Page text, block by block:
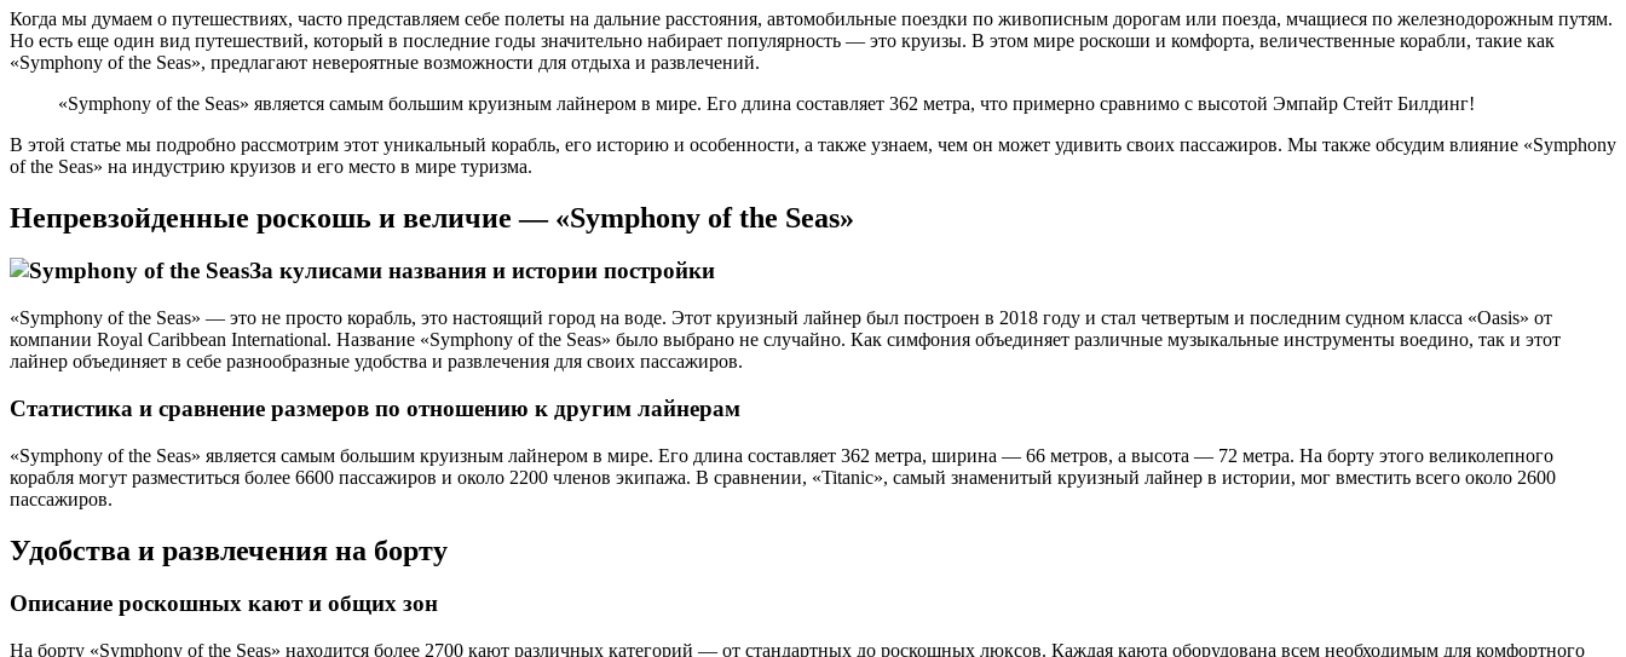
Когда мы думаем о путешествиях, часто представляем себе полеты на дальние расстояния, автомобильные поездки по живописным дорогам или поезда, мчащиеся по железнодорожным путям.
Но есть еще один вид путешествий, который в последние годы значительно набирает популярность — это круизы. В этом мире роскоши и комфорта, величественные корабли, такие как
«Symphony of the Seas», предлагают невероятные возможности для отдыха и развлечений.
«Symphony of the Seas» является самым большим круизным лайнером в мире. Его длина составляет 362 метра, что примерно сравнимо с высотой Эмпайр Стейт Билдинг!
В этой статье мы подробно рассмотрим этот уникальный корабль, его историю и особенности, а также узнаем, чем он может удивить своих пассажиров. Мы также обсудим влияние «Symphony
of the Seas» на индустрию круизов и его место в мире туризма.
Непревзойденные роскошь и величие — «Symphony of the Seas»
За кулисами названия и истории постройки
«Symphony of the Seas» — это не просто корабль, это настоящий город на воде. Этот круизный лайнер был построен в 2018 году и стал четвертым и последним судном класса «Oasis» от
компании Royal Caribbean International. Название «Symphony of the Seas» было выбрано не случайно. Как симфония объединяет различные музыкальные инструменты воедино, так и этот
лайнер объединяет в себе разнообразные удобства и развлечения для своих пассажиров.
Статистика и сравнение размеров по отношению к другим лайнерам
«Symphony of the Seas» является самым большим круизным лайнером в мире. Его длина составляет 362 метра, ширина — 66 метров, а высота — 72 метра. На борту этого великолепного
корабля могут разместиться более 6600 пассажиров и около 2200 членов экипажа. В сравнении, «Titanic», самый знаменитый круизный лайнер в истории, мог вместить всего около 2600
пассажиров.
Удобства и развлечения на борту
Описание роскошных кают и общих зон
На борту «Symphony of the Seas» находится более 2700 кают различных категорий — от стандартных до роскошных люксов. Каждая каюта оборудована всем необходимым для комфортного